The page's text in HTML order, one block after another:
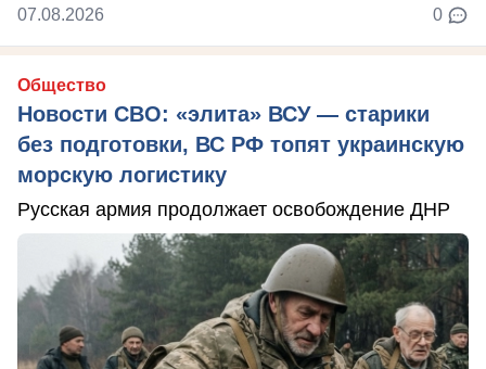
07.08.2026 0
Общество
Новости СВО: «элита» ВСУ — старики
без подготовки, ВС РФ топят украинскую
морскую логистику
Русская армия продолжает освобождение ДНР